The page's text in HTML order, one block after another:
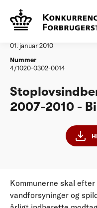
Vandtilsyn
01. januar 2010
Nummer
4/1020-0302-0014
2007-2010 -
Kommunerne skal
vandforsyninger og